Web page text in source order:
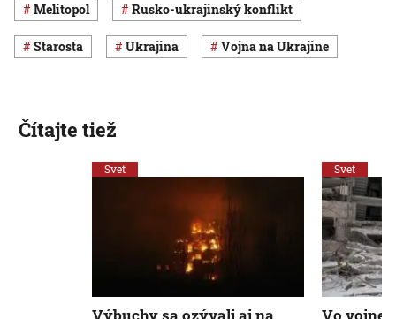
Melitopol rusko-ukrajinský konflikt
starosta Ukrajina vojna na Ukrajine
Čítajte tiež
Svet Svet